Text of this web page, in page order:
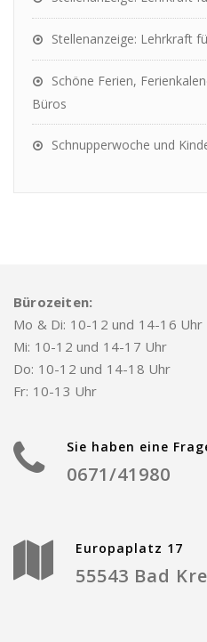
Stellenanzeige: Lehrkraft
Schöne Ferien,
Büros
Schnupperwoche und
Bürozeiten:
Mo & Di: 10-12 und 14-16 Uhr
Mi: 10-12 und 14-17 Uhr
Do: 10-12 und 14-18 Uhr
Fr: 10-13 Uhr
Sie haben eine
0671/41980
Europaplatz 17
55543 Bad